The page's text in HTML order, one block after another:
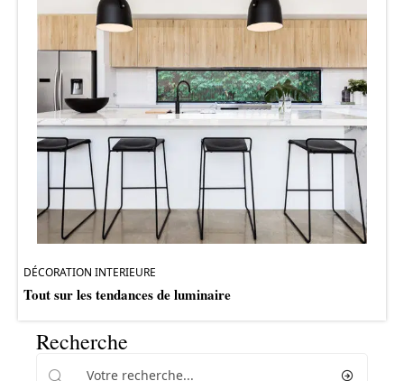
DÉCORATION INTERIEURE
Tout sur les tendances de luminaire
Recherche